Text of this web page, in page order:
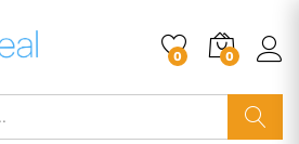
0 0